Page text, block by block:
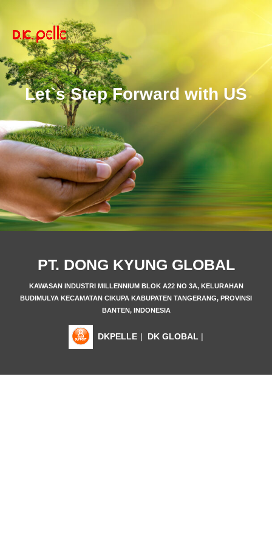
Let`s Step Forward with US
PT. DONG KYUNG GLOBAL
KAWASAN INDUSTRI MILLENNIUM BLOK A22 NO 3A, KELURAHAN
BUDIMULYA KECAMATAN CIKUPA KABUPATEN TANGERANG, PROVINSI
BANTEN, INDONESIA
DKPELLE | DK GLOBAL |